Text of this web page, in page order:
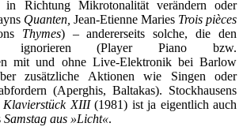
in Richtung Mikrotonalität verändern oder
Quanten, Jean-Etienne Maries Trois pièces
Thymes) – andererseits solche, die den
ignorieren (Player Piano bzw.
mit und ohne Live-Elektronik bei Barlow
zusätzliche Aktionen wie Singen oder
(Aperghis, Baltakas). Stockhausens
Klavierstück XIII(1981) ist ja eigentlich auch
Samstag aus »Licht«.